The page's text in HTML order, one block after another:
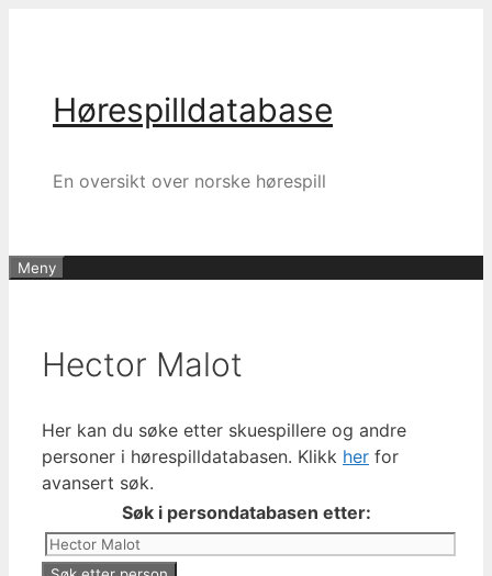
Hørespilldatabase
En oversikt over norske hørespill
Meny
Hector Malot
Her kan du søke etter skuespillere og andre
personer i hørespilldatabasen. Klikk her for
avansert søk.
Søk i persondatabasen etter: